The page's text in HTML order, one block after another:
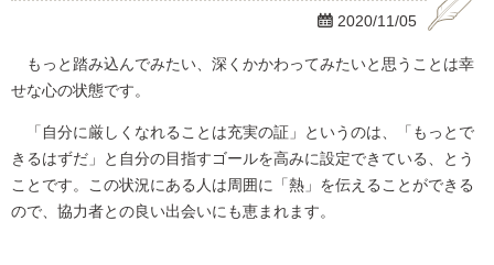
 2020/11/05
もっと踏み込んでみたい、深くかかわってみたいと思うことは幸
せな心の状態です。
「自分に厳しくなれることは充実の証」というのは、「もっとで
きるはずだ」と自分の目指すゴールを高みに設定できている、とう
ことです。この状況にある人は周囲に「熱」を伝えることができる
ので、協力者との良い出会いにも恵まれます。